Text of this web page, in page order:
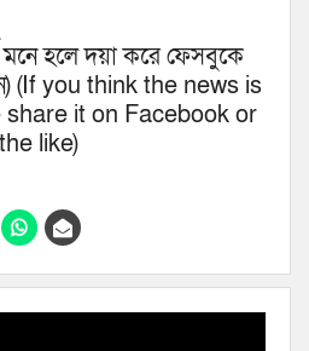
মনে হলে দয়া করে ফেসবুকে
(If you think the news is
it on Facebook or
the like)